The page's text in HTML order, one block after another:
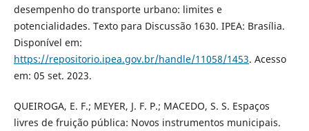
desempenho do transporte urbano: limites e
potencialidades. Texto para Discussão 1630. IPEA: Brasília.
Disponível em:
https://repositorio.ipea.gov.br/handle/11058/1453. Acesso
em: 05 set. 2023.
QUEIROGA, E. F.; MEYER, J. F. P.; MACEDO, S. S. Espaços
livres de fruição pública: Novos instrumentos municipais.